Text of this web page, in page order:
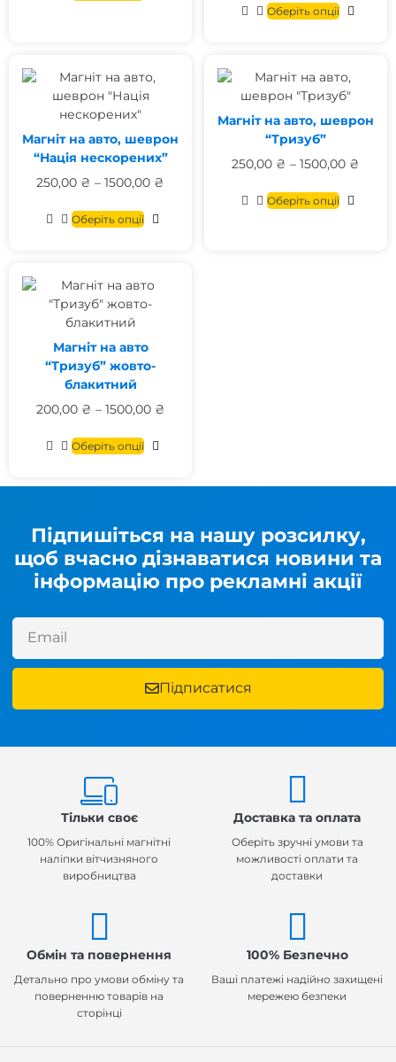
Оберіть опції
Магніт на авто, шеврон
“Нація нескорених”
250,00 ₴ – 1500,00 ₴
Оберіть опції
Магніт на авто, шеврон
“Тризуб”
250,00 ₴ – 1500,00 ₴
Оберіть опції
Магніт на авто
“Тризуб” жовто-
блакитний
200,00 ₴ – 1500,00 ₴
Оберіть опції
Підпишіться на нашу розсилку,
щоб вчасно дізнаватися новини та
інформацію про рекламні акції
Підписатися
Тільки своє
100% Оригінальні магнітні
наліпки вітчизняного
виробництва
Доставка та оплата
Оберіть зручні умови та
можливості оплати та
доставки
Обмін та повернення
Детально про умови обміну та
поверненню товарів на
сторінці
100% Безпечно
Ваші платежі надійно захищені
мережею безпеки